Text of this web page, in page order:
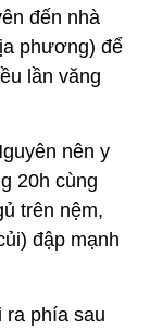
đến nhà
phương) để
lần văng
nên y
20h cùng
trên nệm,
đập mạnh
ra phía sau